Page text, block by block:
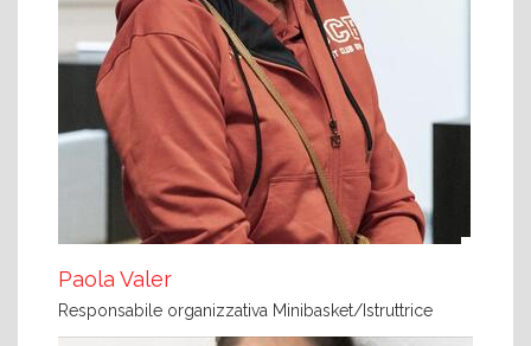
Paola Valer
Responsabile organizzativa Minibasket/Istruttrice